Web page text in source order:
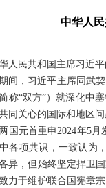
中华人
人民共和国主席习近
间，习近平主席同武
称“双方”）就深化中
同关心的国际和地区
国元首重申2024年5
各项共识，一致认为
异，但始终坚定捍卫
力于维护联合国宪章